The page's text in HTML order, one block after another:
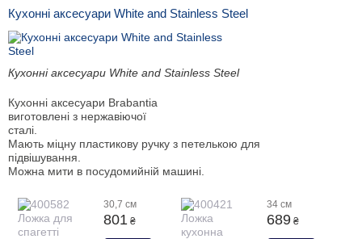
Кухонні аксесуари White and Stainless Steel
Кухонні аксесуари White and Stainless Steel
Кухонні аксесуари Brabantia
виготовлені з нержавіючої
сталі.
Мають міцну пластикову ручку з петелькою для
підвішування.
Можна мити в посудомийній машині.
30,7 см
801 ₴
34 см
689 ₴